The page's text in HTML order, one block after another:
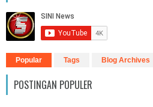
Popular Tags Blog Archives
POSTINGAN POPULER